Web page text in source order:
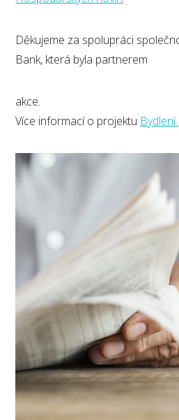
Děkujeme za spolupráci
Bank, která byla partnerem
akce.
Více informací o projektu